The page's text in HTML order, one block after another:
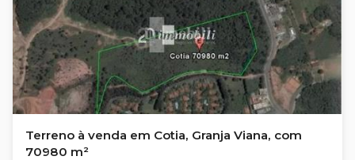
Terreno à venda em Cotia, Granja Viana, com
70980 m²